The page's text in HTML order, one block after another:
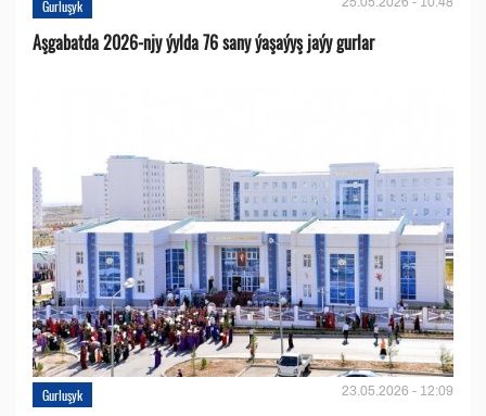
Gurluşyk
Aşgabatda 2026-njy ýylda 76 sany ýaşaýyş jaýy gurlar
Gurluşyk 23.05.2026 - 12:09